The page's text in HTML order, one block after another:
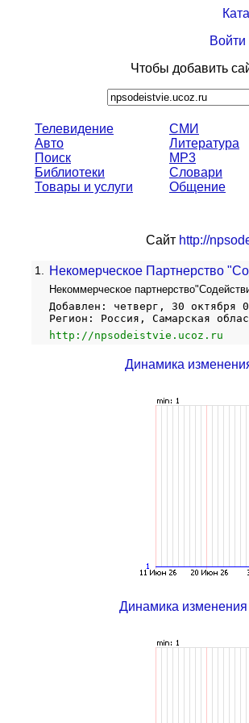
Войти
Чтобы добавить
Телевидение
Авто
Поиск
Библиотеки
Товары и услуги
СМИ
Литература
MP3
Словари
Общение
Сайт http://
1. Некомерческое Партнерство
Некоммерческое
Добавлен: четверг, 30 октября
Регион: Россия, Самарская
http://npsodeistvie.ucoz.ru
Динамика
Динамика